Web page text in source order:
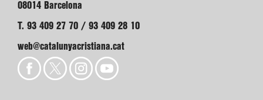
08014 Barcelona
T. 93 409 27 70 / 93 409 28 10
web@catalunyacristiana.cat